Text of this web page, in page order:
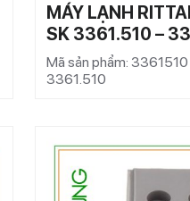
MÁY LẠNH
SK 3361.510 –
Mã sản phẩm:
3361.510